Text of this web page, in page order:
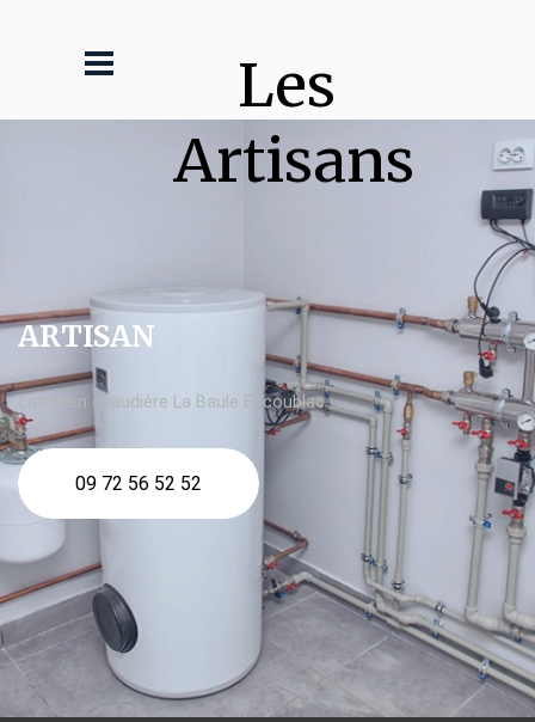
Les
Artisans
ARTISAN
Entretien chaudière La Baule Escoublac
09 72 56 52 52